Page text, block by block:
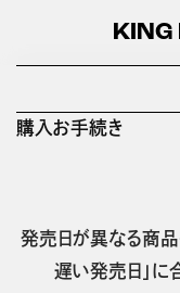
KING
購入お手続き
発売日が異なる商
遅い発売日」に